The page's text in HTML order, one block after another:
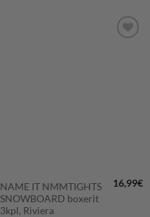
NAME IT NMMTIGHTS
SNOWBOARD boxerit
3kpl, Riviera
16,99€